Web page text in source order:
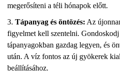
megerősíteni a téli hónapok előtt.
Tápanyag és öntözés: Az
figyelmet kell szentelni.
tápanyagokban gazdag legyen, és
után. A víz fontos az új gyökerek
beállításához.